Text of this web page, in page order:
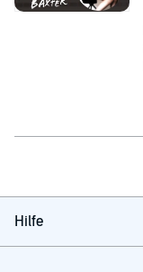
Hilfe